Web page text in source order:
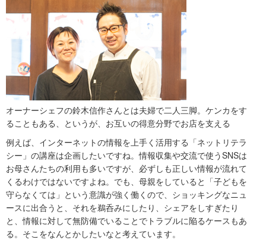
オーナーシェフの鈴木信作さんとは夫婦で二人三脚。ケンカをす
ることもある、というが、お互いの得意分野でお店を支える
例えば、インターネットの情報を上手く活用する「ネットリテラ
シー」の講座は企画したいですね。情報収集や交流で使うSNSは
お母さんたちの利用も多いですが、必ずしも正しい情報が流れて
くるわけではないですよね。でも、母親をしていると「子どもを
守らなくては」という意識が強く働くので、ショッキングなニュ
ースに出合うと、それを鵜呑みにしたり、シェアをしすぎたり
と、情報に対して無防備でいることでトラブルに陥るケースもあ
る。そこをなんとかしたいなと考えています。